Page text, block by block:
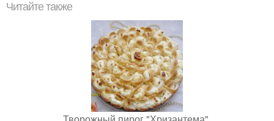
Читайте также